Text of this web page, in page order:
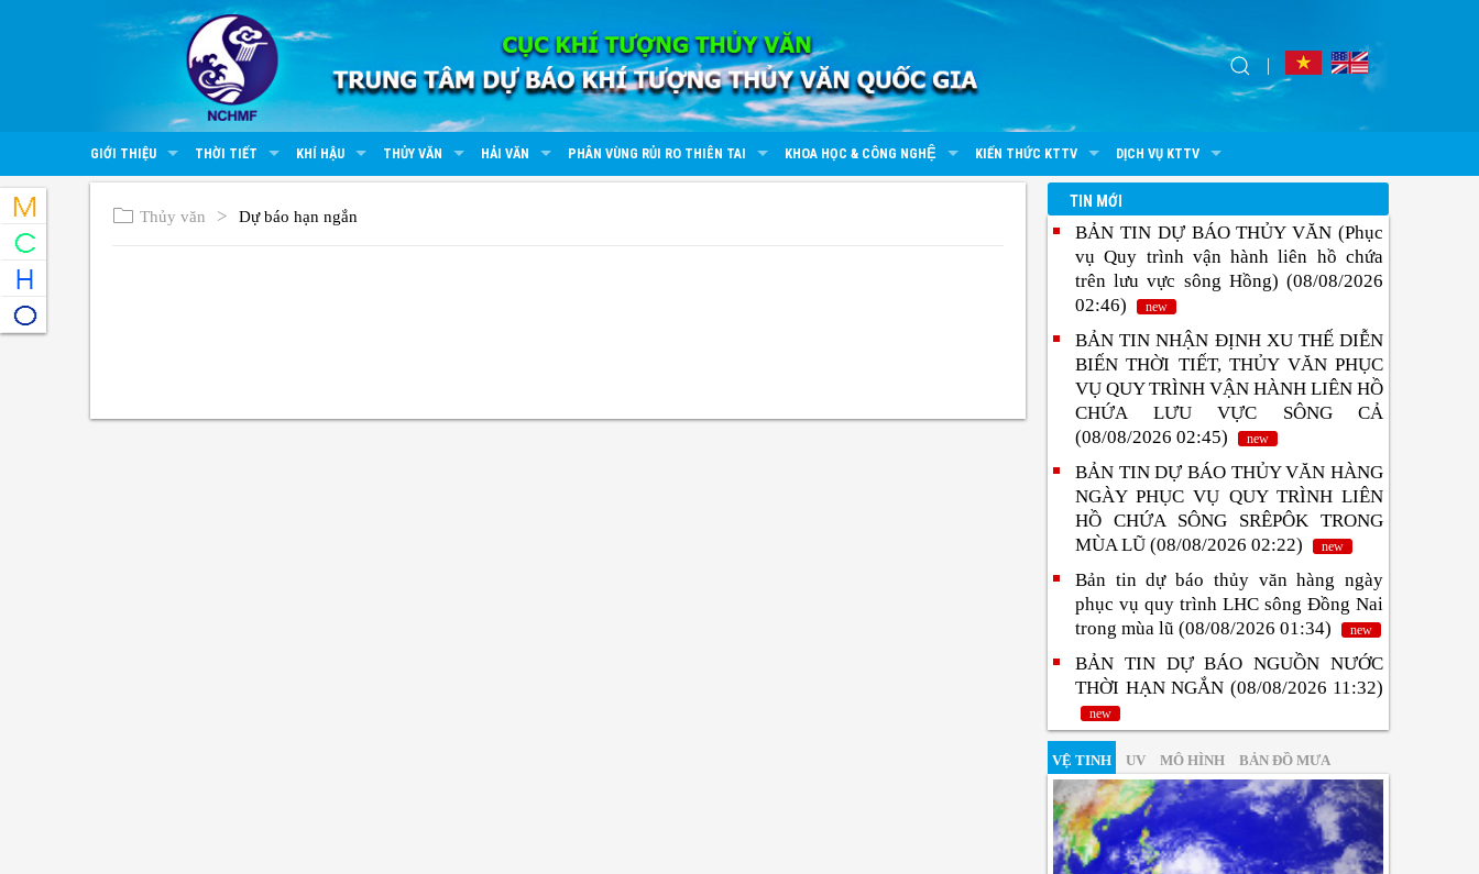
GIỚI THIỆU THỜI TIẾT KHÍ HẬU THỦY VĂN HẢI VĂN PHÂN VÙNG RỦI RO THIÊN TAI KHOA HỌC & CÔNG NGHỆ KIẾN THỨC KTTV DỊCH VỤ KTTV
Thủy văn Dự báo hạn ngắn
TIN MỚI
BẢN TIN DỰ BÁO THỦY VĂN (Phục
vụ Quy trình vận hành liên hồ chứa
trên lưu vực sông Hồng) (08/08/2026
02:46)
new
BẢN TIN NHẬN ĐỊNH XU THẾ DIỄN
BIẾN THỜI TIẾT, THỦY VĂN PHỤC
VỤ QUY TRÌNH VẬN HÀNH LIÊN HỒ
CHỨA LƯU VỰC SÔNG CẢ
(08/08/2026 02:45)
new
BẢN TIN DỰ BÁO THỦY VĂN HÀNG
NGÀY PHỤC VỤ QUY TRÌNH LIÊN
HỒ CHỨA SÔNG SRÊPÔK TRONG
MÙA LŨ (08/08/2026 02:22)
new
Bản tin dự báo thủy văn hàng ngày
phục vụ quy trình LHC sông Đồng Nai
trong mùa lũ (08/08/2026 01:34)
new
BẢN TIN DỰ BÁO NGUỒN NƯỚC
THỜI HẠN NGẮN (08/08/2026 11:32)
new
VỆ TINH UV MÔ HÌNH BẢN ĐỒ MƯA